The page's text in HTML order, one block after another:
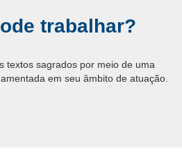
trabalhar?
textos sagrados por meio de uma
em seu âmbito de atuação.